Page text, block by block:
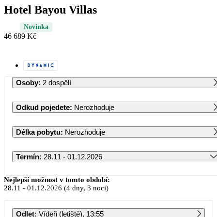
Hotel Bayou Villas
Novinka
46 689 Kč
Osoby: 2 dospělí
Odkud pojedete: Nerozhoduje
Délka pobytu: Nerozhoduje
Termín: 28.11 - 01.12.2026
Listopad 2026
PO ÚT ST ČT PÁ SO NE
Nejlepší možnost v tomto období:
28.11 - 01.12.2026 (4 dny, 3 noci)
Odlet: Vídeň (letiště), 13:55